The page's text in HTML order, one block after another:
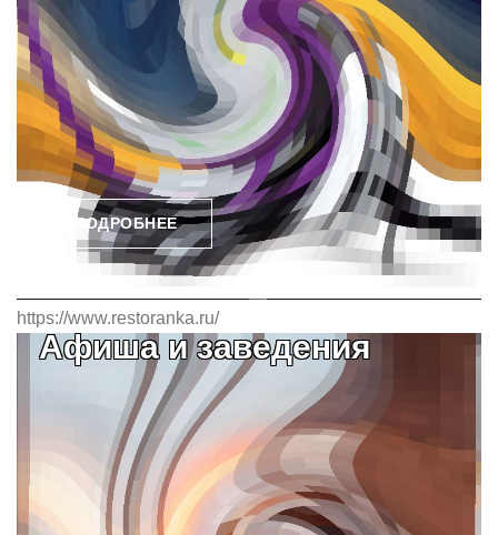
ПОДРОБНЕЕ
https://www.restoranka.ru/
Афиша и заведения